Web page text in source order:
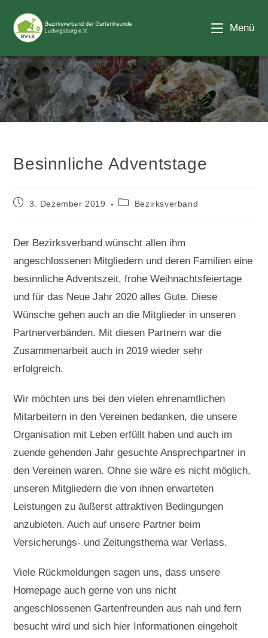
Inhalt
springen
Menü
Blog
Besinnliche Adventstage
Beitrag3. Dezember 2019
Beitrags-
Bezirksverband
Der Bezirksverband wünscht allen ihm
angeschlossenen Mitgliedern und deren Familien eine
besinnliche Adventszeit, frohe Weihnachtsfeiertage
und für das Neue Jahr 2020 alles Gute. Diese
Wünsche gehen auch an die Mitglieder in unseren
Partnerverbänden. Mit diesen Partnern war die
Zusammenarbeit auch in 2019 wieder sehr
erfolgreich.
Wir möchten uns bei den vielen ehrenamtlichen
Mitarbeitern in den Vereinen bedanken, die unsere
Organisation mit Leben erfüllt haben und auch im
zuende gehenden Jahr gesuchte Ansprechpartner in
den Vereinen waren. Ohne sie wäre es nicht möglich,
unseren Mitgliedern die von ihnen erwarteten
Leistungen zu äußerst attraktiven Bedingungen
anzubieten. Auch auf unsere Partner beim
Versicherungs- und Zeitungsthema war Verlass.
Viele Rückmeldungen sagen uns, dass unsere
Homepage auch gerne von uns nicht
angeschlossenen Gartenfreunden aus nah und fern
besucht wird und sich hier Informationen eingeholt